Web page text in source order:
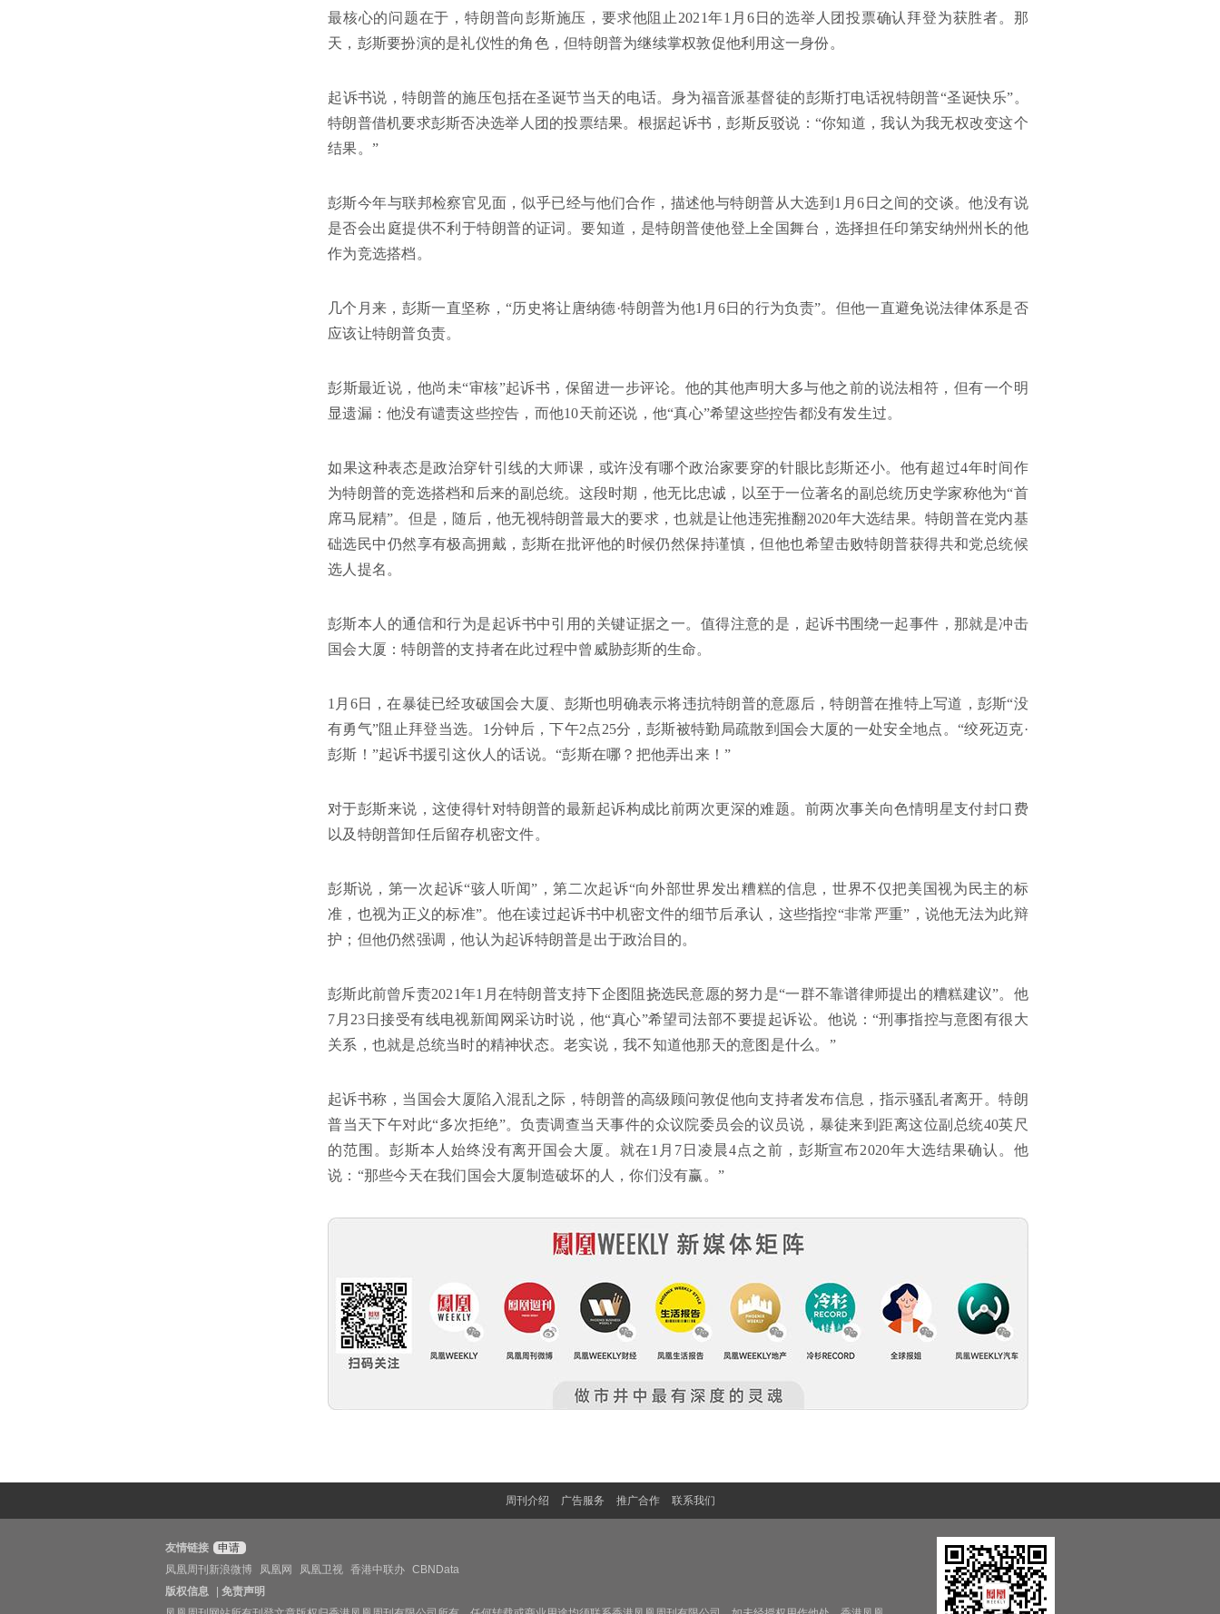
最核心的问题在于，特朗普向彭斯施压，要求他阻止2021年1月6日的选举人团投票确认拜登为获胜者。那
天，彭斯要扮演的是礼仪性的角色，但特朗普为继续掌权敦促他利用这一身份。
起诉书说，特朗普的施压包括在圣诞节当天的电话。身为福音派基督徒的彭斯打电话祝特朗普“圣诞快乐”。
特朗普借机要求彭斯否决选举人团的投票结果。根据起诉书，彭斯反驳说：“你知道，我认为我无权改变这个
结果。”
彭斯今年与联邦检察官见面，似乎已经与他们合作，描述他与特朗普从大选到1月6日之间的交谈。他没有说
是否会出庭提供不利于特朗普的证词。要知道，是特朗普使他登上全国舞台，选择担任印第安纳州州长的他
作为竞选搭档。
几个月来，彭斯一直坚称，“历史将让唐纳德·特朗普为他1月6日的行为负责”。但他一直避免说法律体系是否
应该让特朗普负责。
彭斯最近说，他尚未“审核”起诉书，保留进一步评论。他的其他声明大多与他之前的说法相符，但有一个明
显遗漏：他没有谴责这些控告，而他10天前还说，他“真心”希望这些控告都没有发生过。
如果这种表态是政治穿针引线的大师课，或许没有哪个政治家要穿的针眼比彭斯还小。他有超过4年时间作
为特朗普的竞选搭档和后来的副总统。这段时期，他无比忠诚，以至于一位著名的副总统历史学家称他为“首
席马屁精”。但是，随后，他无视特朗普最大的要求，也就是让他违宪推翻2020年大选结果。特朗普在党内基
础选民中仍然享有极高拥戴，彭斯在批评他的时候仍然保持谨慎，但他也希望击败特朗普获得共和党总统候
选人提名。
彭斯本人的通信和行为是起诉书中引用的关键证据之一。值得注意的是，起诉书围绕一起事件，那就是冲击
国会大厦：特朗普的支持者在此过程中曾威胁彭斯的生命。
1月6日，在暴徒已经攻破国会大厦、彭斯也明确表示将违抗特朗普的意愿后，特朗普在推特上写道，彭斯“没
有勇气”阻止拜登当选。1分钟后，下午2点25分，彭斯被特勤局疏散到国会大厦的一处安全地点。“绞死迈克·
彭斯！”起诉书援引这伙人的话说。“彭斯在哪？把他弄出来！”
对于彭斯来说，这使得针对特朗普的最新起诉构成比前两次更深的难题。前两次事关向色情明星支付封口费
以及特朗普卸任后留存机密文件。
彭斯说，第一次起诉“骇人听闻”，第二次起诉“向外部世界发出糟糕的信息，世界不仅把美国视为民主的标
准，也视为正义的标准”。他在读过起诉书中机密文件的细节后承认，这些指控“非常严重”，说他无法为此辩
护；但他仍然强调，他认为起诉特朗普是出于政治目的。
彭斯此前曾斥责2021年1月在特朗普支持下企图阻挠选民意愿的努力是“一群不靠谱律师提出的糟糕建议”。他
7月23日接受有线电视新闻网采访时说，他“真心”希望司法部不要提起诉讼。他说：“刑事指控与意图有很大
关系，也就是总统当时的精神状态。老实说，我不知道他那天的意图是什么。”
起诉书称，当国会大厦陷入混乱之际，特朗普的高级顾问敦促他向支持者发布信息，指示骚乱者离开。特朗
普当天下午对此“多次拒绝”。负责调查当天事件的众议院委员会的议员说，暴徒来到距离这位副总统40英尺
的范围。彭斯本人始终没有离开国会大厦。就在1月7日凌晨4点之前，彭斯宣布2020年大选结果确认。他
说：“那些今天在我们国会大厦制造破坏的人，你们没有赢。”
周刊介绍 广告服务 推广合作 联系我们
友情链接
申请
凤凰周刊新浪微博
凤凰网 凤凰卫视 香港中联办 CBNData
版权信息
| 免责声明